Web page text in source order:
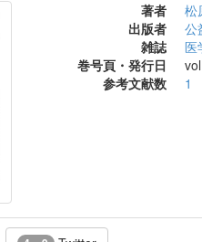
著者 松
出版者
公
雑誌
医
巻号頁・発行日
参考文献数
1